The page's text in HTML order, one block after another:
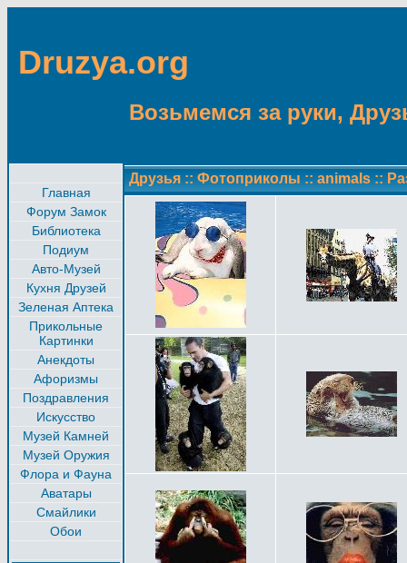
Druzya.org
Возьмемся за руки,
Главная
Форум Замок
Библиотека
Подиум
Авто-Музей
Кухня Друзей
Зеленая Аптека
Прикольные
Картинки
Анекдоты
Афоризмы
Поздравления
Искусство
Музей Камней
Музей Оружия
Флора и Фауна
Аватары
Смайлики
Обои
Друзья :: Фотоприколы :: animals ::